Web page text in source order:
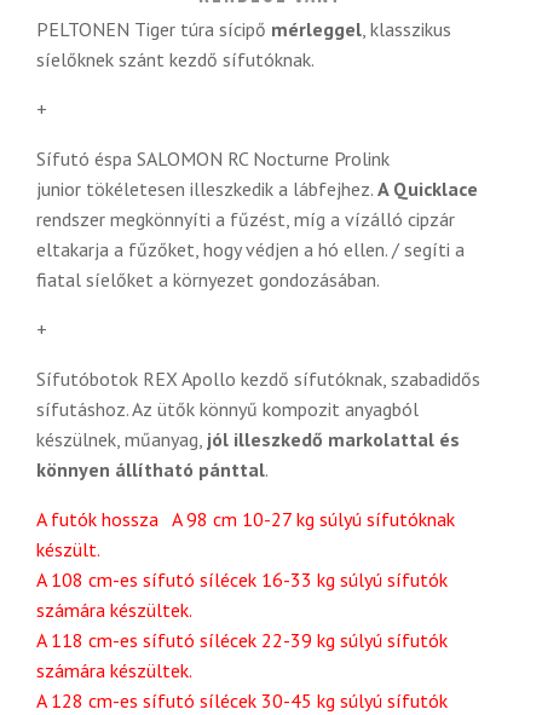
PELTONEN Tiger túra sícipő mérleggel, klasszikus
síelőknek szánt kezdő sífutóknak.
+
Sífutó éspa SALOMON RC Nocturne Prolink
junior tökéletesen illeszkedik a lábfejhez. A Quicklace
rendszer megkönnyíti a fűzést, míg a vízálló cipzár
eltakarja a fűzőket, hogy védjen a hó ellen. / segíti a
fiatal síelőket a környezet gondozásában.
+
Sífutóbotok REX Apollo kezdő sífutóknak, szabadidős
sífutáshoz. Az ütők könnyű kompozit anyagból
készülnek, műanyag, jól illeszkedő markolattal és
könnyen állítható pánttal.
A futók hossza A 98 cm 10-27 kg súlyú sífutóknak
készült.
A 108 cm-es sífutó sílécek 16-33 kg súlyú sífutók
számára készültek.
A 118 cm-es sífutó sílécek 22-39 kg súlyú sífutók
számára készültek.
A 128 cm-es sífutó sílécek 30-45 kg súlyú sífutók